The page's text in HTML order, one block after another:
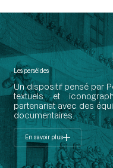
Les perséides
Un dispositif pensé par
textuels et
partenariat avec des
documentaires.
En savoir plus